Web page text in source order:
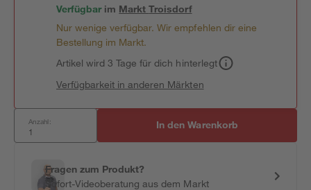
Verfügbar im MarktTroisdorf
Nur wenige verfügbar. Wir empfehlen dir eine
Bestellung im Markt.
Artikel wird 3 Tage für dich hinterlegt
Verfügbarkeit in anderen Märkten
Anzahl: In den Warenkorb
Fragen zum Produkt?
Sofort-Videoberatung aus dem Markt